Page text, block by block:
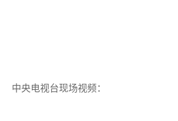
中央电视台现场视频：